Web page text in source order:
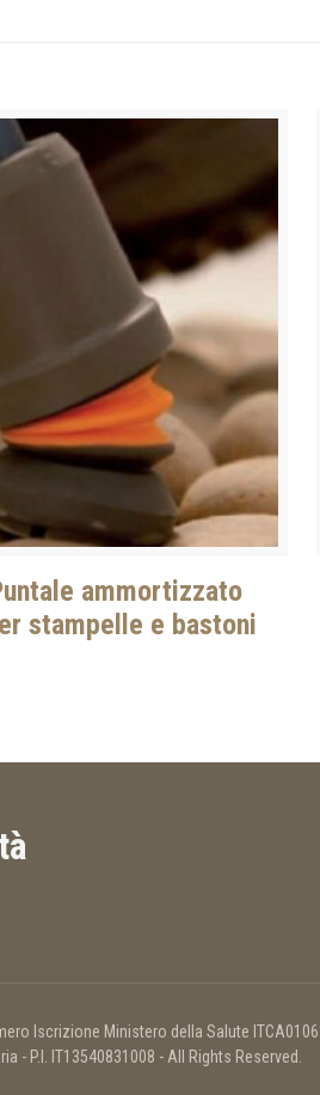
ammortizzato
stampelle e bastoni
Iscrizione Ministero della Salute
- P.I. IT13540831008 - All Rights Reserved.